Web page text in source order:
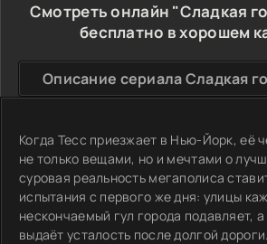
Смотреть онлайн "Сладкая
бесплатно в хорошем
Описание сериала Сладкая
Когда Тесс приезжает в Нью-Йорк, её
не только вещами, но и мечтами о
суровая реальность мегаполиса
испытания с первого же дня: улицы
нескончаемый гул города подавляет,
выдаёт усталость после долгой